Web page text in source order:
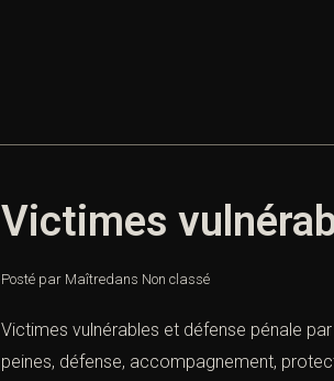
Victimes
Posté par Maîtredans Non classé
Victimes vulnérables et défense pénale
peines, défense, accompagnement,